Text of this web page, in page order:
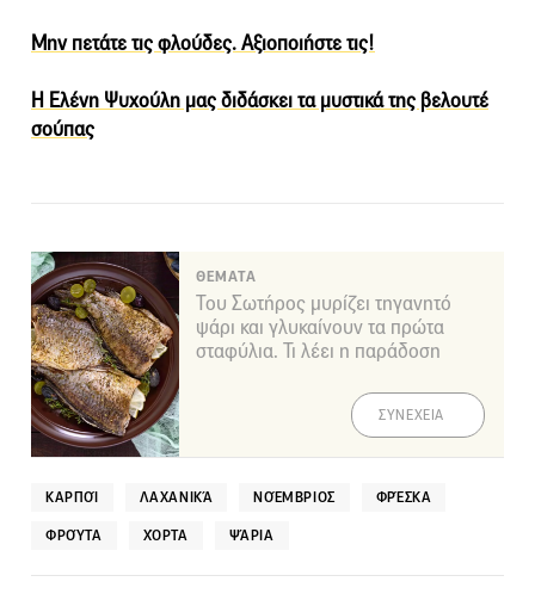
Μην πετάτε τις φλούδες. Αξιοποιήστε τις!
Η Ελένη Ψυχούλη μας διδάσκει τα μυστικά της βελουτέ
σούπας
ΘΕΜΑΤΑ
Του Σωτήρος μυρίζει τηγανητό
ψάρι και γλυκαίνουν τα πρώτα
σταφύλια. Τι λέει η παράδοση
ΣΥΝΕΧΕΙΑ
ΚΑΡΠΟΊ ΛΑΧΑΝΙΚΆ ΝΟΈΜΒΡΙΟΣ ΦΡΈΣΚΑ
ΦΡΟΎΤΑ ΧΌΡΤΑ ΨΆΡΙΑ